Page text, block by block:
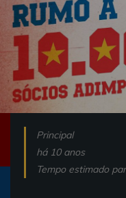
Principal
há 10 anos
Tempo estimado